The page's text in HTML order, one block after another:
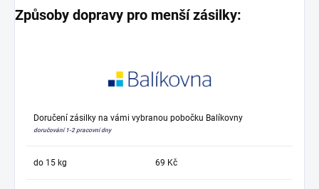
Způsoby dopravy pro menší zásilky:
Doručení zásilky na vámi vybranou pobočku Balíkovny
doručování 1-2 pracovní dny
do 15 kg 69 Kč